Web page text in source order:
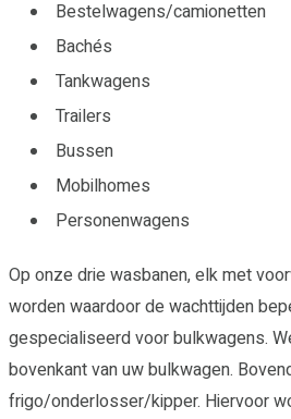
Bestelwagens/camionetten
Bachés
Tankwagens
Trailers
Bussen
Mobilhomes
Personenwagens
Op onze drie wasbanen, elk met
worden waardoor de wachttijden
gespecialiseerd voor bulkwagens.
bovenkant van uw bulkwagen.
frigo/onderlosser/kipper. Hiervoor